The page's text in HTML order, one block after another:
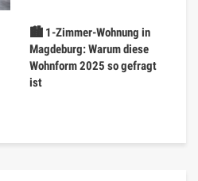
🏙️ 1-Zimmer-Wohnung in
Magdeburg: Warum diese
Wohnform 2025 so gefragt
ist